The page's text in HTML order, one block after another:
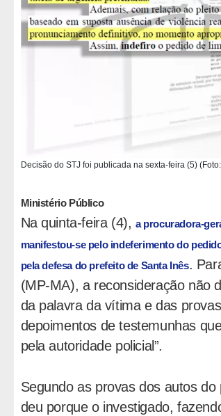
Decisão do STJ foi publicada na sexta-feira (5)
Ministério Público
Na quinta-feira (4),a procuradora-
manifestou-se pelo indeferimento do
pela defesa do prefeito de Santa Inês.
(MP-MA), a reconsideração não
da palavra da vítima e das
depoimentos de testemunhas
pela autoridade policial”.
Segundo as provas dos autos
deu porque o investigado,